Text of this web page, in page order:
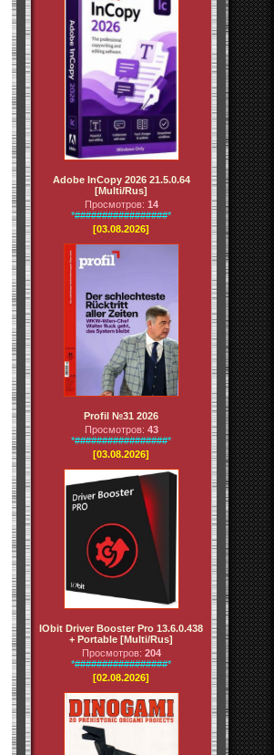
Adobe InCopy 2026 21.5.0.64
[Multi/Rus]
Просмотров: 14
*#################*
[03.08.2026]
Profil №31 2026
Просмотров: 43
*#################*
[03.08.2026]
IObit Driver Booster Pro 13.6.0.438
+ Portable [Multi/Rus]
Просмотров: 204
*#################*
[02.08.2026]